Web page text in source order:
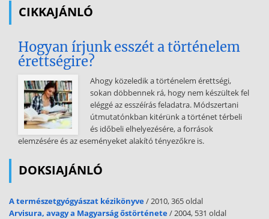
CIKKAJÁNLÓ
Hogyan írjunk esszét a történelem
érettségire?
Ahogy közeledik a történelem érettségi,
sokan döbbennek rá, hogy nem készültek fel
eléggé az esszéírás feladatra. Módszertani
útmutatónkban kitérünk a történet térbeli
és időbeli elhelyezésére, a források
elemzésére és az eseményeket alakító tényezőkre is.
DOKSIAJÁNLÓ
A természetgyógyászat kézikönyve/ 2010, 365 oldal
Arvisura, avagy a Magyarság őstörténete/ 2004, 531 oldal